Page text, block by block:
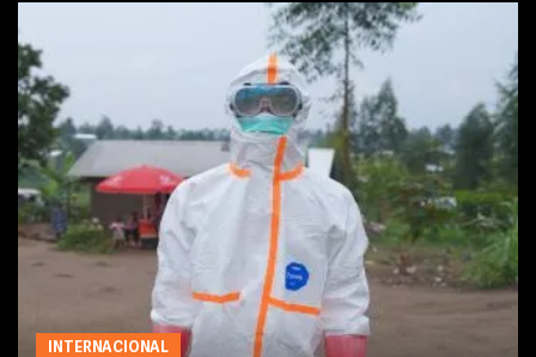
INTERNACIONAL